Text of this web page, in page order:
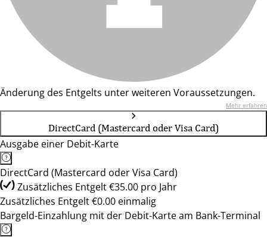
Änderung des Entgelts unter weiteren Voraussetzungen.
Mehr erfahren
DirectCard (Mastercard oder Visa Card)
Ausgabe einer Debit-Karte
DirectCard (Mastercard oder Visa Card)
Zusätzliches Entgelt €35.00 pro Jahr
Zusätzliches Entgelt €0.00 einmalig
Bargeld-Einzahlung mit der Debit-Karte am Bank-Terminal